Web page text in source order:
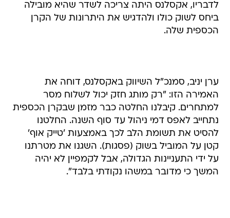
לדבריו, אקסלנס היתה צריכה לשדר שהיא מובילה
ביחס לשוק כולו ולהדגיש את היתרונות של הקרן
הכספית שלה.
ערן יניב, סמנכ"ל השיווק באקסלנס, דוחה את
האמירה הזו: "רק מותג חזק יכול לשלוח מסר
למתחרים. קיבלנו החלטה כבר מזמן שבקרן הכספית
נתחייב לאפס דמי ניהול עד סוף השנה. החלטנו
להסיט את תשומת הלב לכך באמצעות 'טייק אוף'
קטן על המוביל בשוק (פסגות). השגנו את מטרתנו
על ידי התעניינות הגדולה, אבל לקמפיין לא יהיה
המשך כי מדובר במשהו נקודתי בלבד".